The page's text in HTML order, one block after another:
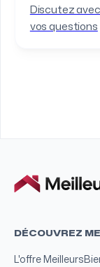
Discutez
vos questions
DÉCOUVREZ
L'offre